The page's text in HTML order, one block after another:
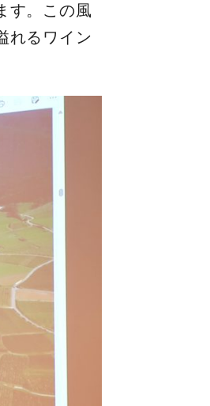
す。この風
れるワイン